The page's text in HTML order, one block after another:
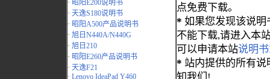
· 昭阳E200说明书
· 天逸S180说明书
· 昭阳A500产品说明书
· 旭日N440A/N440G
· 旭日210
· 昭阳E260产品说明书
· 天逸F21
· Lenovo IdeaPad Y460
点免费下载。
* 如果您发现该说明
不能下载,请进入本
可以申请本站说明
* 站内提供的所有